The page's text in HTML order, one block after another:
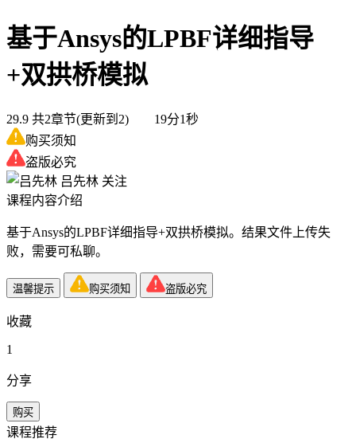
基于Ansys的LPBF详细指导
+双拱桥模拟
29.9 共2章节(更新到2) 19分1秒
购买须知
盗版必究
吕先林 关注
课程内容介绍
基于Ansys的LPBF详细指导+双拱桥模拟。结果文件上传失
败，需要可私聊。
温馨提示 购买须知 盗版必究
收藏
1
分享
购买
课程推荐